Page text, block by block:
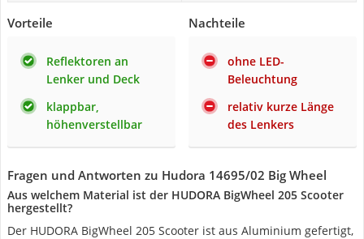
Vorteile
Reflektoren an
Lenker und Deck
klappbar,
höhenverstellbar
Nachteile
ohne LED-
Beleuchtung
relativ kurze Länge
des Lenkers
Fragen und Antworten zu Hudora 14695/02 Big Wheel
Aus welchem Material ist der HUDORA BigWheel 205 Scooter
hergestellt?
Der HUDORA BigWheel 205 Scooter ist aus Aluminium gefertigt,